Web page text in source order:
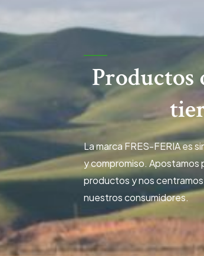
Productos
La marca FRES-FERIA es
y compromiso. Apostamos
productos y nos
nuestros consumidores.